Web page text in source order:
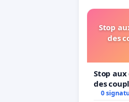
Stop
des
Stop
des
0